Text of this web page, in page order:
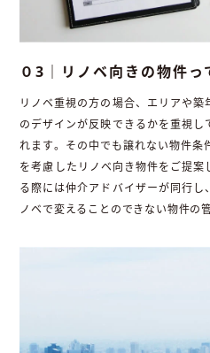
０3｜リノベ向きの物件っ
リノベ重視の方の場合、エリアや
のデザインが反映できるかを重視
れます。その中でも譲れない物件
を考慮したリノベ向き物件をご提
る際には仲介アドバイザーが同行し
ノベで変えることのできない物件の